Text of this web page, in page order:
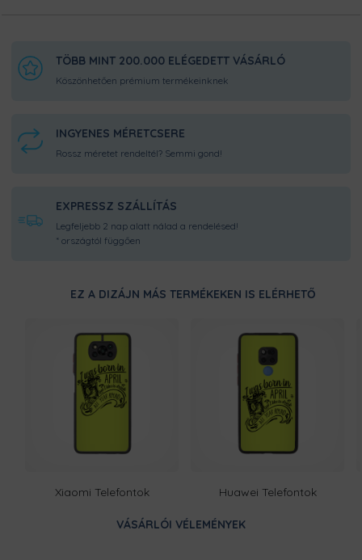
TÖBB MINT 200.000 ELÉGEDETT VÁSÁRLÓ
Köszönhetően prémium termékeinknek
INGYENES MÉRETCSERE
Rossz méretet rendeltél? Semmi gond!
EXPRESSZ SZÁLLÍTÁS
Legfeljebb 2 nap alatt nálad a rendelésed!
* országtól függően
EZ A DIZÁJN MÁS TERMÉKEKEN IS ELÉRHETŐ
Xiaomi Telefontok Huawei Telefontok
VÁSÁRLÓI VÉLEMÉNYEK